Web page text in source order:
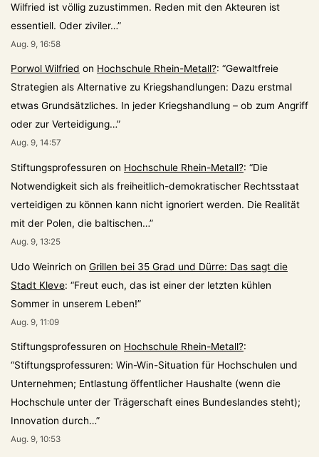
Wilfried ist völlig zuzustimmen. Reden mit den Akteuren ist
essentiell. Oder ziviler…”
Aug. 9, 16:58
Porwol Wilfried on Hochschule Rhein-Metall?: “Gewaltfreie
Strategien als Alternative zu Kriegshandlungen: Dazu erstmal
etwas Grundsätzliches. In jeder Kriegshandlung – ob zum Angriff
oder zur Verteidigung…”
Aug. 9, 14:57
Stiftungsprofessuren on Hochschule Rhein-Metall?: “Die
Notwendigkeit sich als freiheitlich-demokratischer Rechtsstaat
verteidigen zu können kann nicht ignoriert werden. Die Realität
mit der Polen, die baltischen…”
Aug. 9, 13:25
Udo Weinrich on Grillen bei 35 Grad und Dürre: Das sagt die
Stadt Kleve: “Freut euch, das ist einer der letzten kühlen
Sommer in unserem Leben!”
Aug. 9, 11:09
Stiftungsprofessuren on Hochschule Rhein-Metall?:
“Stiftungsprofessuren: Win-Win-Situation für Hochschulen und
Unternehmen; Entlastung öffentlicher Haushalte (wenn die
Hochschule unter der Trägerschaft eines Bundeslandes steht);
Innovation durch…”
Aug. 9, 10:53